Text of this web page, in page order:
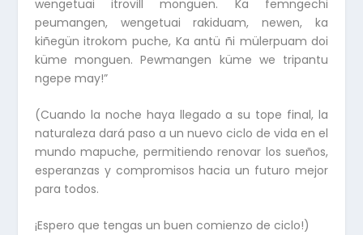
wengetuai itrovill monguen. Ka femngechi
peumangen, wengetuai rakiduam, newen, ka
kiñegün itrokom puche, Ka antü ñi mülerpuam doi
küme monguen. Pewmangen küme we tripantu
ngepe may!”
(Cuando la noche haya llegado a su tope final, la
naturaleza dará paso a un nuevo ciclo de vida en el
mundo mapuche, permitiendo renovar los sueños,
esperanzas y compromisos hacia un futuro mejor
para todos.
¡Espero que tengas un buen comienzo de ciclo!)